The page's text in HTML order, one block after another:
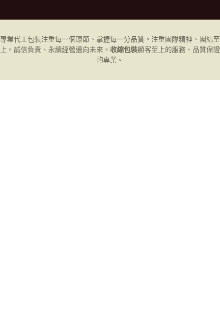
專業代工包裝注重每一個環節、掌握每一分品質。注重團隊精神、團結至
上。誠信負責、永續經營邁向未來。 收縮包裝顧客至上的服務、品質保證
的專業。